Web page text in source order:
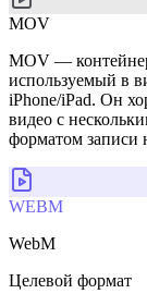
MOV
MOV —
используемый в
iPhone/iPad. Он
видео с
форматом записи
WEBM
WebM
Целевой формат